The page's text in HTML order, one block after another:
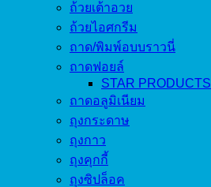
ถ้วยเต้าอวย
ถ้วยไอศกรีม
ถาด/พิมพ์อบบราวนี่
ถาดฟอยล์
STAR PRODUCTS
ถาดอลูมิเนียม
ถุงกระดาษ
ถุงกาว
ถุงคุกกี้
ถุงซิปล็อค